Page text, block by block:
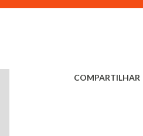
COMPARTILHAR